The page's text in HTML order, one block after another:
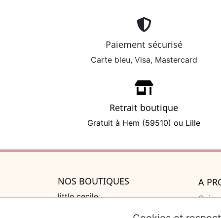
Paiement sécurisé
Carte bleu, Visa, Mastercard
Retrait boutique
Gratuit à Hem (59510) ou Lille
NOS BOUTIQUES
little cecile
A
Qui